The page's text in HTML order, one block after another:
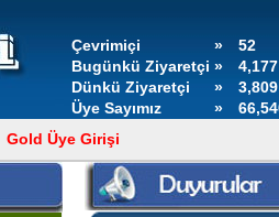
Çevrimiçi »
52
Bugünkü Ziyaretçi »
4,177
Dünkü Ziyaretçi
»
3,809
Üye Sayımız
»
Gold Üye Girişi